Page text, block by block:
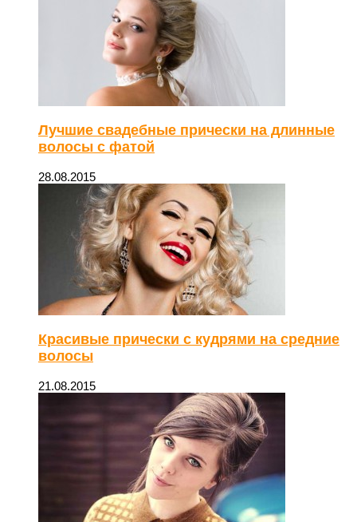
Лучшие свадебные прически на длинные
волосы с фатой
28.08.2015
Красивые прически с кудрями на средние
волосы
21.08.2015